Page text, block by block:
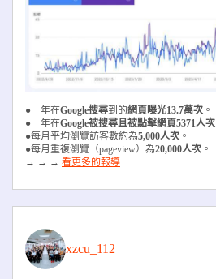
●一年在Google搜尋到的網頁曝光13.7萬次 。
●一年在Google被搜尋且被點擊網頁5371人次
●每月平均瀏覽訪客數約為5,000人次 。
●每月重複瀏覽（pageview）為20,000人次 。
→ → → 看更多的報導
xzcu_112